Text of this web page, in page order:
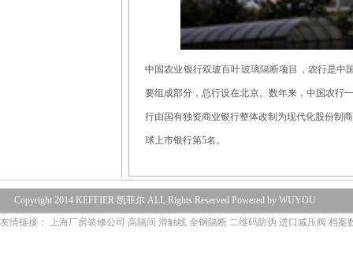
中国农业银行双玻百叶玻璃隔断项目，农行是中
要组成部分，总行设在北京。数年来，中国农行
行由国有独资商业银行整体改制为现代化股份制
球上市银行第5名。
Copyright 2014 KEFFIER 凯菲尔 ALL Rights Reserved Powered by WUYOU
友情链接：
上海厂房装修公司 高隔间 滑触线 全钢隔断 二维码防伪 进口减压阀 档案